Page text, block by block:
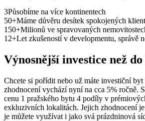
3Působíme na více kontinentech
50+Máme důvěru desítek spokojených
150+Milionů ve spravovaných
12+Let zkušeností v developmentu, správě
Výnosnější investice než
Chcete si pořídit nebo už máte investiční byt
zhodnocení vychází nyní na cca 5% ročně.
cenu 1 pražského bytu 4 podíly v
exkluzivních lokalitách. Jejich zhodnocení
je můžete využívat i jako svá prázdninová